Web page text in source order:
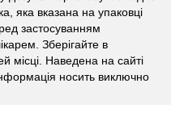
яка вказана на упаковці
застосуванням
Зберігайте в
місці. Наведена на сайті
носить виключно